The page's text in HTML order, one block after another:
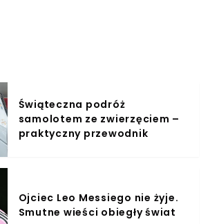
Świąteczna podróż
samolotem ze zwierzęciem –
praktyczny przewodnik
Ojciec Leo Messiego nie żyje.
Smutne wieści obiegły świat